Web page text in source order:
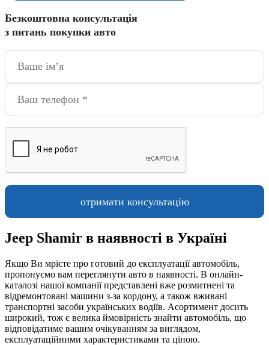
Безкоштовна консультація
з питань покупки авто
Jeep Shamir в наявності в Україні
Якщо Ви мрієте про готовий до експлуатації автомобіль,
пропонуємо вам переглянути авто в наявності. В онлайн-
каталозі нашої компанії представлені вже розмитнені та
відремонтовані машини з-за кордону, а також вживані
транспортні засоби українських водіїв. Асортимент досить
широкий, тож є велика ймовірність знайти автомобіль, що
відповідатиме вашим очікуванням за виглядом,
експлуатаційними характеристиками та ціною.